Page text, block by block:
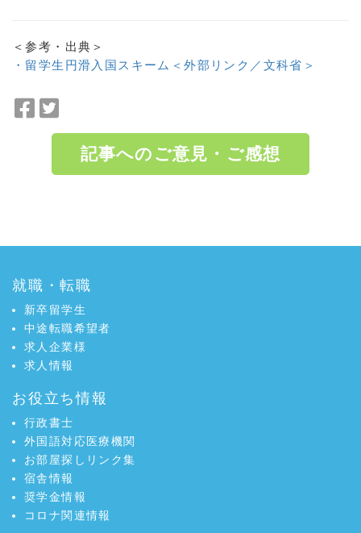
＜参考・出典＞
・留学生円滑入国スキーム＜外部リンク／文科省＞
ェ
ア
t
ア
記事へのご意見・ご感想
就職・転職
新卒留学生
中途転職希望者
求人企業様
求人情報
お役立ち情報
行政書士
外国語対応医療機関
お部屋探しリンク集
宿舎情報
奨学金情報
コロナ関連情報